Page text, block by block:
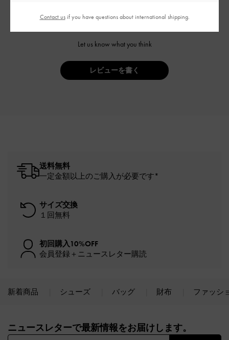
ご感想をお聞かせください
Let us know what you think
レビューを書く
送料無料
一定金額以上のご購入が必要です*
サイズ交換
１回無料
初回購入10%OFF
会員登録＋ニュースレター購読
新着商品 シューズ バッグ 財布 ファッシ
ニュースレターで最新情報をお届けします。​
Contact usif you have questions about international shipping.